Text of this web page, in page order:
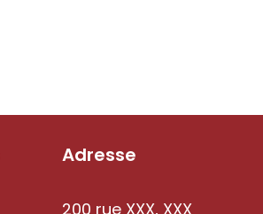
Adresse
200 rue XXX, XXX